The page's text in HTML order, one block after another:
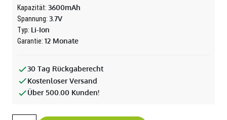
Kapazität: 3600mAh
Spannung: 3.7V
Typ: Li-Ion
Garantie: 12 Monate
30 Tag Rückgaberecht
Kostenloser Versand
Über 500.00 Kunden!